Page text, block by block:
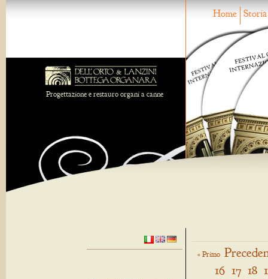
Home Storia
Progettazione e restauro organi a canne
« Primo
16 17 18